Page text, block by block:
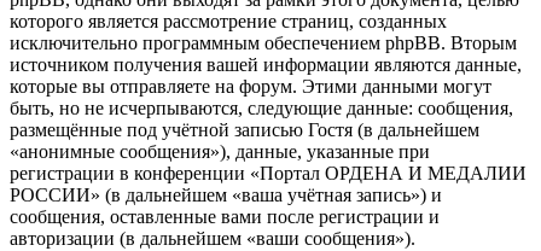
которого является рассмотрение страниц, созданных
исключительно программным обеспечением phpBB. Вторым
источником получения вашей информации являются данные,
которые вы отправляете на форум. Этими данными могут
быть, но не исчерпываются, следующие данные: сообщения,
размещённые под учётной записью Гостя (в дальнейшем
«анонимные сообщения»), данные, указанные при
регистрации в конференции «Портал ОРДЕНА И МЕДАЛИИ
РОССИИ» (в дальнейшем «ваша учётная запись») и
сообщения, оставленные вами после регистрации и
авторизации (в дальнейшем «ваши сообщения»).